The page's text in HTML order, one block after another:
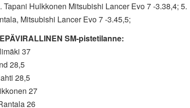
Tapani Hulkkonen Mitsubishi Lancer Evo 7 -3.38,4; 5.
Mitsubishi Lancer Evo 7 -3.45,5;
SM-pistetilanne:
37
28,5
28,5
27
26